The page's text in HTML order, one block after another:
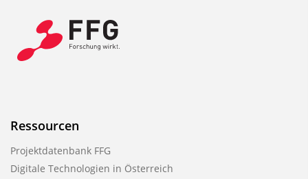
Ressourcen
Projektdatenbank FFG
Digitale Technologien in Österreich